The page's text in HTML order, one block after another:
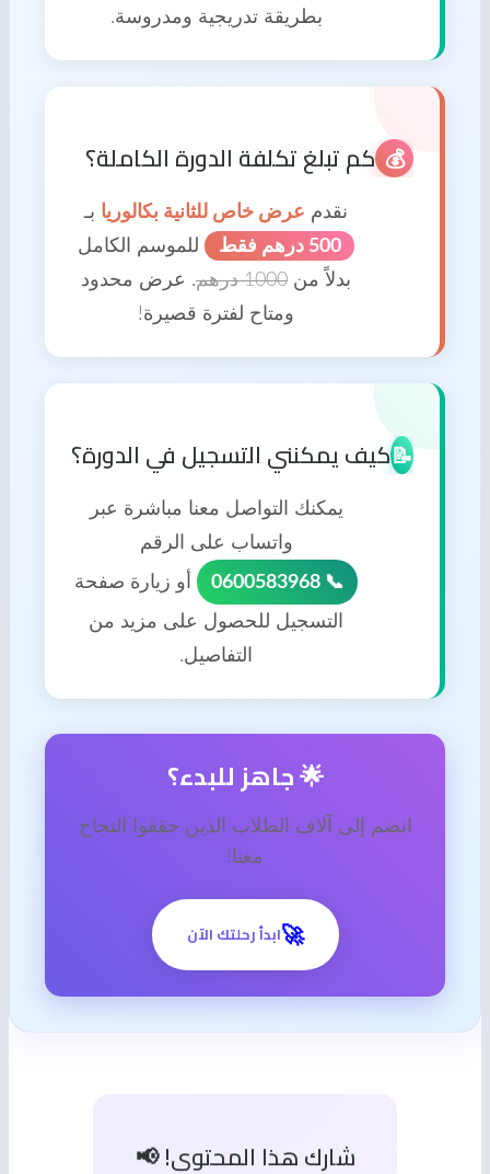
بطريقة تدريجية ومدروسة.
💰 كم تبلغ تكلفة الدورة الكاملة؟
نقدم عرض خاص للثانية بكالوريا بـ
500 درهم فقط
للموسم الكامل
بدلاً من 1000 درهم
. عرض محدود
ومتاح لفترة قصيرة!
📝كيف يمكنني التسجيل في الدورة؟
يمكنك التواصل معنا مباشرة عبر
واتساب على الرقم
📞 0600583968 أو زيارة صفحة
التسجيل للحصول على مزيد من
التفاصيل.
🌟 جاهز للبدء؟
انضم إلى آلاف الطلاب الذين حققوا النجاح
معنا!
🚀ابدأ رحلتك الآن
شارك هذا المحتوى! 📢